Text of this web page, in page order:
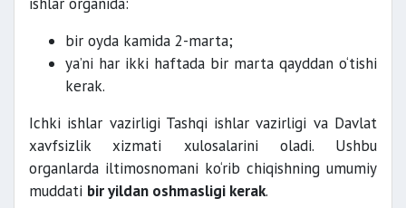
bir oyda kamida 2-marta;
ya’ni har ikki haftada bir marta qayddan o‘tishi
kerak.
Ichki ishlar vazirligi Tashqi ishlar vazirligi va Davlat
xavfsizlik xizmati xulosalarini oladi. Ushbu
organlarda iltimosnomani ko‘rib chiqishning umumiy
muddati bir yildan oshmasligi kerak.